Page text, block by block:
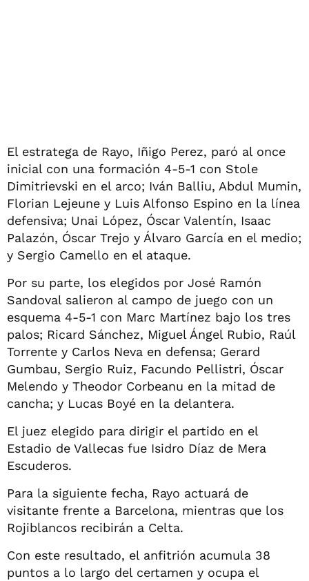
El estratega de Rayo, Iñigo Perez, paró al once
inicial con una formación 4-5-1 con Stole
Dimitrievski en el arco; Iván Balliu, Abdul Mumin,
Florian Lejeune y Luis Alfonso Espino en la línea
defensiva; Unai López, Óscar Valentín, Isaac
Palazón, Óscar Trejo y Álvaro García en el medio;
y Sergio Camello en el ataque.
Por su parte, los elegidos por José Ramón
Sandoval salieron al campo de juego con un
esquema 4-5-1 con Marc Martínez bajo los tres
palos; Ricard Sánchez, Miguel Ángel Rubio, Raúl
Torrente y Carlos Neva en defensa; Gerard
Gumbau, Sergio Ruiz, Facundo Pellistri, Óscar
Melendo y Theodor Corbeanu en la mitad de
cancha; y Lucas Boyé en la delantera.
El juez elegido para dirigir el partido en el
Estadio de Vallecas fue Isidro Díaz de Mera
Escuderos.
Para la siguiente fecha, Rayo actuará de
visitante frente a Barcelona, mientras que los
Rojiblancos recibirán a Celta.
Con este resultado, el anfitrión acumula 38
puntos a lo largo del certamen y ocupa el